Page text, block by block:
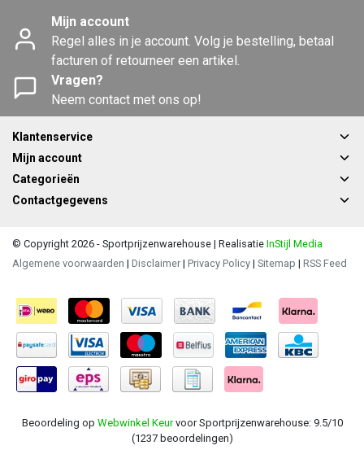
Mijn account
Regel alles in je account. Volg je bestelling, betaal
facturen of retourneer een artikel.
Vragen?
Neem contact met ons op!
Klantenservice
Mijn account
Categorieën
Contactgegevens
© Copyright 2026 - Sportprijzenwarehouse | Realisatie InStijl Media
Algemene voorwaarden | Disclaimer | Privacy Policy | Sitemap | RSS Feed
Beoordeling op Webwinkel Keurvoor Sportprijzenwarehouse: 9.5/10
(1237 beoordelingen)